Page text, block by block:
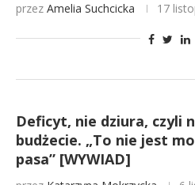
przez Amelia Suchcicka 17
Deficyt, nie dziura, czyli
budżecie. „To nie jest
pasa” [WYWIAD]